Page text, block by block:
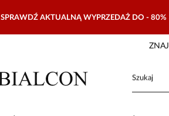
SPRAWDŹ AKTUALNĄ WYPRZEDAŻ DO - 80%